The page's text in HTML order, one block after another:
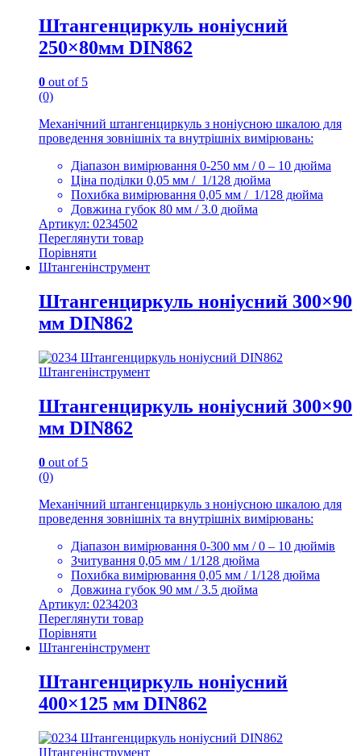
Штангенциркуль ноніусний
250×80мм DIN862
0 out of 5
(0)
Механічний штангенциркуль з ноніусною шкалою для
проведення зовнішніх та внутрішніх вимірювань:
Діапазон вимірювання 0-250 мм / 0 – 10 дюйма
Ціна поділки 0,05 мм / 1/128 дюйма
Похибка вимірювання 0,05 мм / 1/128 дюйма
Довжина губок 80 мм / 3.0 дюйма
Артикул: 0234502
Переглянути товар
Порівняти
Штангенінструмент
Штангенциркуль ноніусний 300×90
мм DIN862
Штангенінструмент
Штангенциркуль ноніусний 300×90
мм DIN862
0 out of 5
(0)
Механічний штангенциркуль з ноніусною шкалою для
проведення зовнішніх та внутрішніх вимірювань:
Діапазон вимірювання 0-300 мм / 0 – 10 дюймів
Зчитування 0,05 мм / 1/128 дюйма
Похибка вимірювання 0,05 мм / 1/128 дюйма
Довжина губок 90 мм / 3.5 дюйма
Артикул: 0234203
Переглянути товар
Порівняти
Штангенінструмент
Штангенциркуль ноніусний
400×125 мм DIN862
Штангенінструмент